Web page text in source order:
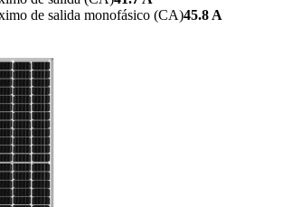
de salida monofásico (CA)45.8 A